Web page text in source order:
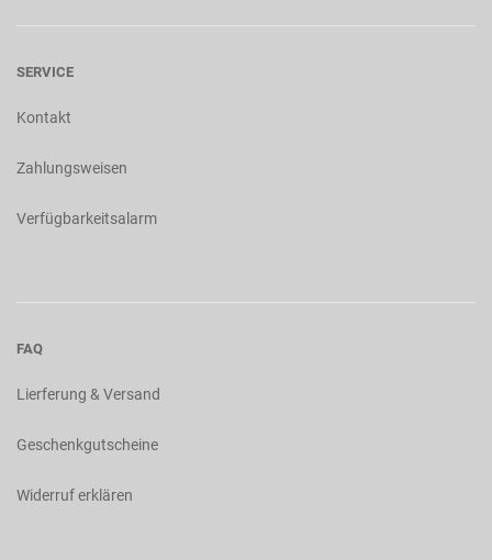
SERVICE
Kontakt
Zahlungsweisen
Verfügbarkeitsalarm
FAQ
Lierferung & Versand
Geschenkgutscheine
Widerruf erklären